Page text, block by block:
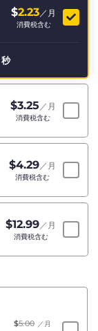
シ
ョ
$2.23 ／月
消費税含む
秒
$3.25 ／月
消費税含む
$4.29 ／月
消費税含む
$12.99 ／月
消費税含む
$5.00 ／月